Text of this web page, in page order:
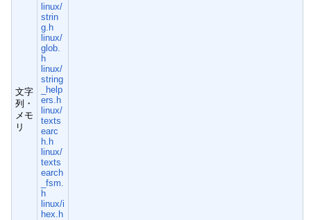
文字
列・
メモ
リ
linux/
strin
g.h
linux/
glob.
h
linux/
string
_help
ers.h
linux/
texts
earc
h.h
linux/
texts
earch
_fsm.
h
linux/i
hex.h